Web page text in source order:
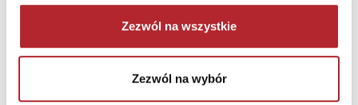
Zezwól na wszystkie
Zezwól na wybór
Zaloguj się, aby kupić
NAJCZĘŚCIEJ KUPOWANE